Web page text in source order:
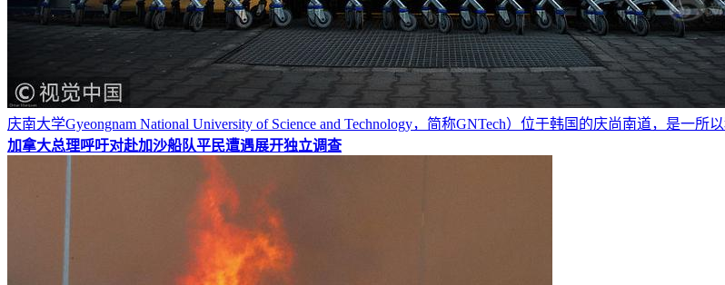
庆南大学Gyeongnam National University of Science and Technology，简称GNTech）位于韩国的庆尚南道，是一
加拿大总理呼吁对赴加沙船队平民遭遇展开独立调查